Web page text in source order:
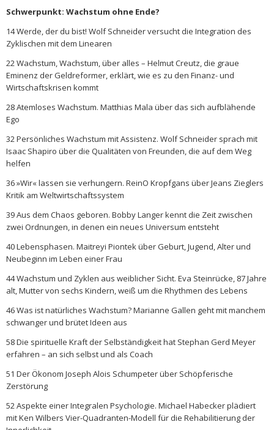
Schwerpunkt: Wachstum ohne Ende?
14 Werde, der du bist! Wolf Schneider versucht die Integration des
Zyklischen mit dem Linearen
22 Wachstum, Wachstum, über alles – Helmut Creutz, die graue
Eminenz der Geldreformer, erklärt, wie es zu den Finanz- und
Wirtschaftskrisen kommt
28 Atemloses Wachstum. Matthias Mala über das sich aufblähende
Ego
32 Persönliches Wachstum mit Assistenz. Wolf Schneider sprach mit
Isaac Shapiro über die Qualitäten von Freunden, die auf dem Weg
helfen
36 »Wir« lassen sie verhungern. ReinO Kropfgans über Jeans Zieglers
Kritik am Weltwirtschaftssystem
39 Aus dem Chaos geboren. Bobby Langer kennt die Zeit zwischen
zwei Ordnungen, in denen ein neues Universum entsteht
40 Lebensphasen. Maitreyi Piontek über Geburt, Jugend, Alter und
Neubeginn im Leben einer Frau
44 Wachstum und Zyklen aus weiblicher Sicht. Eva Steinrücke, 87 Jahre
alt, Mutter von sechs Kindern, weiß um die Rhythmen des Lebens
46 Was ist natürliches Wachstum? Marianne Gallen geht mit manchem
schwanger und brütet Ideen aus
58 Die spirituelle Kraft der Selbständigkeit hat Stephan Gerd Meyer
erfahren – an sich selbst und als Coach
51 Der Ökonom Joseph Alois Schumpeter über Schöpferische
Zerstörung
52 Aspekte einer Integralen Psychologie. Michael Habecker plädiert
mit Ken Wilbers Vier-Quadranten-Modell für die Rehabilitierung der